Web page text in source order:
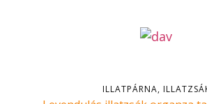
ILLATPÁRNA,